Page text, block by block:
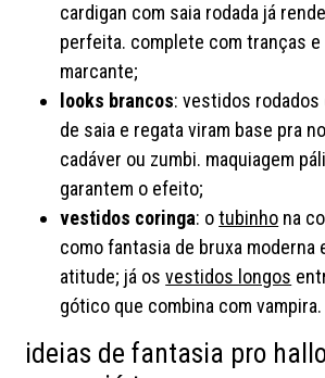
cardigan com saia rodada já
perfeita. complete com tranças e
marcante;
looks brancos: vestidos
de saia e regata viram base pra
cadáver ou zumbi. maquiagem
garantem o efeito;
vestidos coringa: otubinho na
como fantasia de bruxa moderna
atitude; já osvestidos longos
gótico que combina com vampira.
ideias de fantasia pro